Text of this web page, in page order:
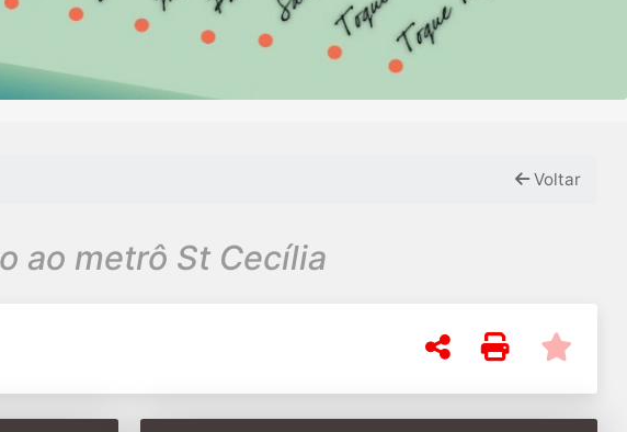
Voltar
ao metrô St Cecília